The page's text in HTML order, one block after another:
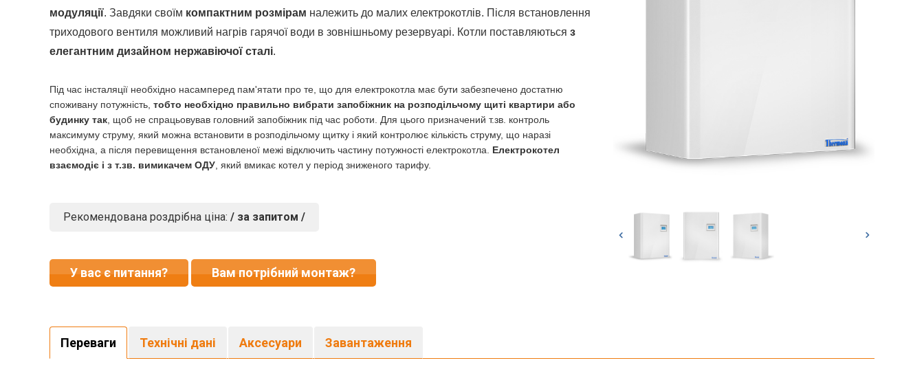
модуляції. Завдяки своїм компактним розмірам належить до малих електрокотлів. Після встановлення
триходового вентиля можливий нагрів гарячої води в зовнішньому резервуарі. Котли поставляються з
елегантним дизайном нержавіючої сталі.
Під час інсталяції необхідно насамперед пам'ятати про те, що для електрокотла має бути забезпечено достатню
споживану потужність, тобто необхідно правильно вибрати запобіжник на розподільчому щиті квартири або
будинку так , щоб не спрацьовував головний запобіжник під час роботи. Для цього призначений т.зв. контроль
максимуму струму, який можна встановити в розподільчому щитку і який контролює кількість струму, що наразі
необхідна, а після перевищення встановленої межі відключить частину потужності електрокотла.
Електрокотел
взаємодіє і з т.зв. вимикачем ОДУ , який вмикає котел у період зниженого тарифу.
Рекомендована роздрібна ціна: / за запитом /
У вас є питання? Вам потрібний монтаж?
Переваги Технічні дані Аксесуари Завантаження